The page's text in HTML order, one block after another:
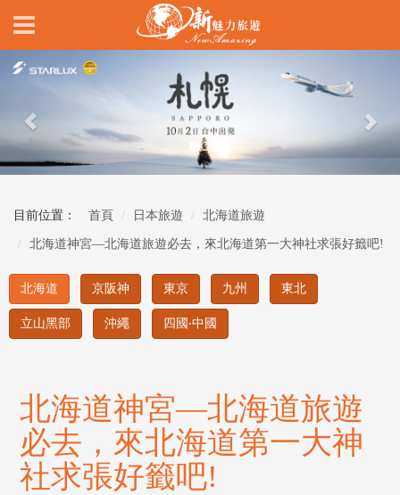
Previous
目前位置： 首頁 日本旅遊 北海道旅遊
北海道神宮—北海道旅遊必去，來北海道第一大神社求張好籤吧!
北海道 京阪神 東京 九州 東北
立山黑部 沖繩 四國‧中國
北海道神宮—北海道旅遊
必去，來北海道第一大神
社求張好籤吧!